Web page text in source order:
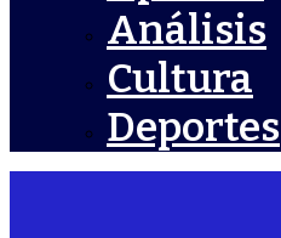
Análisis
Cultura
Deportes